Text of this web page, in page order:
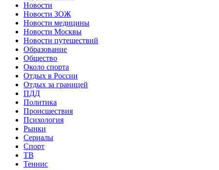
Новости
Новости ЗОЖ
Новости медицины
Новости Москвы
Новости путешествий
Образование
Общество
Около спорта
Отдых в России
Отдых за границей
ПДД
Политика
Происшествия
Психология
Рынки
Сериалы
Спорт
ТВ
Теннис